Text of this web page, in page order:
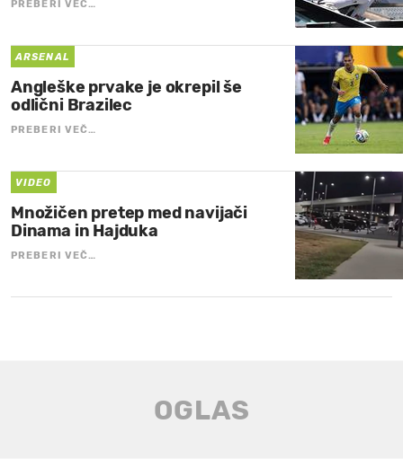
PREBERI VEČ…
ARSENAL
Angleške prvake je okrepil še
odlični Brazilec
PREBERI VEČ…
VIDEO
Množičen pretep med navijači
Dinama in Hajduka
PREBERI VEČ…